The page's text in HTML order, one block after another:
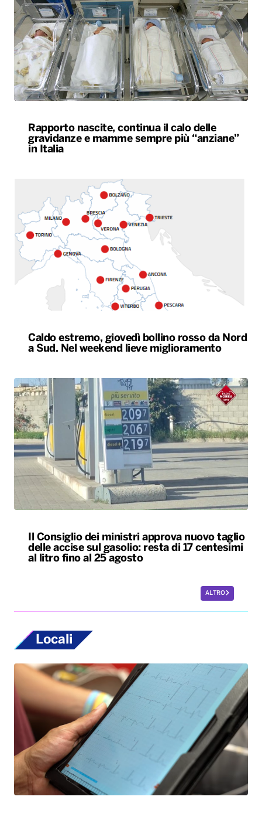
Rapporto nascite, continua il calo delle
gravidanze e mamme sempre più “anziane”
in Italia
Caldo estremo, giovedì bollino rosso da Nord
a Sud. Nel weekend lieve miglioramento
Il Consiglio dei ministri approva nuovo taglio
delle accise sul gasolio: resta di 17 centesimi
al litro fino al 25 agosto
ALTRO
Locali